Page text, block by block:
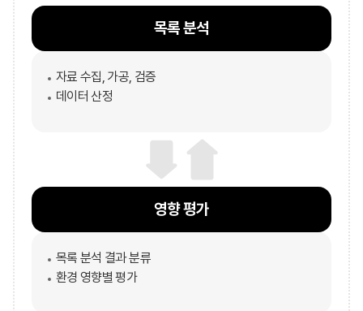
목록 분석
자료 수집, 가공, 검증
데이터 산정
영향 평가
목록 분석 결과 분류
환경 영향별 평가